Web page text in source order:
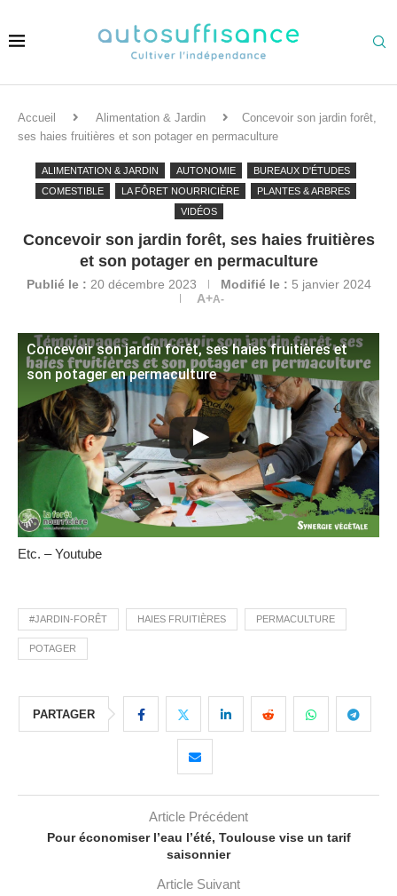
Accueil Alimentation & Jardin
Concevoir son jardin forêt,
ses haies fruitières et son potager en permaculture
ALIMENTATION & JARDIN AUTONOMIE
BUREAUX D'ÉTUDES
COMESTIBLE
LA FÔRET NOURRICIÈRE
PLANTES & ARBRES
VIDÉOS
Concevoir son jardin forêt, ses haies fruitières
et son potager en permaculture
Publié le : 20 décembre 2023 Modifié le : 5 janvier 2024
A+A-
Concevoir son jardin forêt, ses haies fruitières et
son potager en permaculture
Etc. – Youtube
#JARDIN-FORÊT HAIES FRUITIÈRES PERMACULTURE
POTAGER
PARTAGER
Article Précédent
Pour économiser l’eau l’été, Toulouse vise un tarif
saisonnier
Article Suivant